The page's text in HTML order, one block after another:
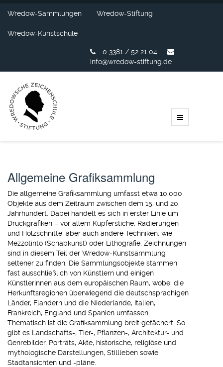
Wredow-Sammlungen Wredow-Stiftung
Wredow-Kunstschule
0 3381 / 52 21 04
info@wredow-stiftung.de
Allgemeine Grafiksammlung
Die allgemeine Grafiksammlung umfasst etwa 10.000
Objekte aus dem Zeitraum zwischen dem 15. und 20.
Jahrhundert. Dabei handelt es sich in erster Linie um
Druckgrafiken – vor allem Kupferstiche, Radierungen
und Holzschnitte, aber auch andere Techniken, wie
Mezzotinto (Schabkunst) oder Lithografie. Zeichnungen
sind in diesem Teil der Wredow-Kunstsammlung
seltener zu finden. Die Sammlungsobjekte stammen
fast ausschließlich von Künstlern und einigen
Künstlerinnen aus dem europäischen Raum, wobei die
Herkunftsregionen überwiegend die deutschsprachigen
Länder, Flandern und die Niederlande, Italien,
Frankreich, England und Spanien umfassen.
Thematisch ist die Grafiksammlung breit gefächert: So
gibt es Landschafts-, Tier-, Pflanzen-, Architektur- und
Genrebilder, Porträts, Akte, historische, religiöse und
mythologische Darstellungen, Stillleben sowie
Stadtansichten und -pläne.